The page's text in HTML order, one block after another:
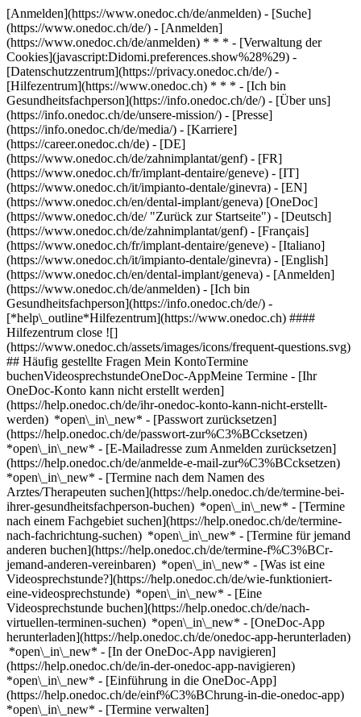
[Anmelden](https://www.onedoc.ch/de/anmelden) - [Suche]
(https://www.onedoc.ch/de/) - [Anmelden]
(https://www.onedoc.ch/de/anmelden) * * * - [Verwaltung der
Cookies](javascript:Didomi.preferences.show%28%29) -
[Datenschutzzentrum](https://privacy.onedoc.ch/de/) -
[Hilfezentrum](https://www.onedoc.ch) * * * - [Ich bin
Gesundheitsfachperson](https://info.onedoc.ch/de/) - [Über uns]
(https://info.onedoc.ch/de/unsere-mission/) - [Presse]
(https://info.onedoc.ch/de/media/) - [Karriere]
(https://career.onedoc.ch/de) - [DE]
(https://www.onedoc.ch/de/zahnimplantat/genf) - [FR]
(https://www.onedoc.ch/fr/implant-dentaire/geneve) - [IT]
(https://www.onedoc.ch/it/impianto-dentale/ginevra) - [EN]
(https://www.onedoc.ch/en/dental-implant/geneva) [OneDoc]
(https://www.onedoc.ch/de/ "Zurück zur Startseite") - [Deutsch]
(https://www.onedoc.ch/de/zahnimplantat/genf) - [Français]
(https://www.onedoc.ch/fr/implant-dentaire/geneve) - [Italiano]
(https://www.onedoc.ch/it/impianto-dentale/ginevra) - [English]
(https://www.onedoc.ch/en/dental-implant/geneva) - [Anmelden]
(https://www.onedoc.ch/de/anmelden) - [Ich bin
Gesundheitsfachperson](https://info.onedoc.ch/de/) -
[*help\_outline*Hilfezentrum](https://www.onedoc.ch) ####
Hilfezentrum close ![]
(https://www.onedoc.ch/assets/images/icons/frequent-questions.svg)
## Häufig gestellte Fragen Mein KontoTermine
buchenVideosprechstundeOneDoc-AppMeine Termine - [Ihr
OneDoc-Konto kann nicht erstellt werden]
(https://help.onedoc.ch/de/ihr-onedoc-konto-kann-nicht-erstellt-
werden) *open\_in\_new* - [Passwort zurücksetzen]
(https://help.onedoc.ch/de/passwort-zur%C3%BCcksetzen)
*open\_in\_new* - [E-Mailadresse zum Anmelden zurücksetzen]
(https://help.onedoc.ch/de/anmelde-e-mail-zur%C3%BCcksetzen)
*open\_in\_new* - [Termine nach dem Namen des
Arztes/Therapeuten suchen](https://help.onedoc.ch/de/termine-bei-
ihrer-gesundheitsfachperson-buchen) *open\_in\_new* - [Termine
nach einem Fachgebiet suchen](https://help.onedoc.ch/de/termine-
nach-fachrichtung-suchen) *open\_in\_new* - [Termine für jemand
anderen buchen](https://help.onedoc.ch/de/termine-f%C3%BCr-
jemand-anderen-vereinbaren) *open\_in\_new* - [Was ist eine
Videosprechstunde?](https://help.onedoc.ch/de/wie-funktioniert-
eine-videosprechstunde) *open\_in\_new* - [Eine
Videosprechstunde buchen](https://help.onedoc.ch/de/nach-
virtuellen-terminen-suchen) *open\_in\_new* - [OneDoc-App
herunterladen](https://help.onedoc.ch/de/onedoc-app-herunterladen)
*open\_in\_new* - [In der OneDoc-App navigieren]
(https://help.onedoc.ch/de/in-der-onedoc-app-navigieren)
*open\_in\_new* - [Einführung in die OneDoc-App]
(https://help.onedoc.ch/de/einf%C3%BChrung-in-die-onedoc-app)
*open\_in\_new* - [Termine verwalten](https://help.onedoc.ch/de/termine-verwalten) *open\_in\_new* - [Termine absagen](https://help.onedoc.ch/de/online-gebuchte-termine-absagen) *open\_in\_new* - [Ich erhalte keine Terminbestätigung](https://help.onedoc.ch/de/ich-erhalte-keine-terminbest%C3%A4tigung) *open\_in\_new* [Alle unsere Artikel anzeigen *open\_in\_new*](https://help.onedoc.ch/de/) close ## Ihre Suche bearbeiten ![Haus mit Pluszeichen, das anzeigt, dass eine Konsultation vor Ort möglich ist](https://www.onedoc.ch/assets/images/icons/on-site.svg) Vor Ort ![Kamera mit Play-Symbol, die anzeigt, dass eine Konsultation per Video aus der Ferne möglich ist](https://www.onedoc.ch/assets/images/icons/remote.svg) Virtuell Suche #### Fachrichtung #### Gesundheitsfachperson #### Einrichtung edit Zahnimplantat in Genf tune Filter Neue Patienten*keyboard\_arrow\_down* - Zugelassen*check\_circle* Gesprochene Sprachen*keyboard\_arrow\_down* - Arabisch*check\_circle* - Deutsch*check\_circle* - Englisch*check\_circle* - Französisch*check\_circle* - Griechisch*check\_circle* - Italienisch*check\_circle* - Katalanisch*check\_circle* - Kroatisch*check\_circle* - Kurdisch*check\_circle* - Niederländisch*check\_circle* - Norwegisch*check\_circle* - Persisch*check\_circle* - Polnisch*check\_circle* - Portugiesisch*check\_circle* - Rumänisch*check\_circle* - Russisch*check\_circle* - Schwedisch*check\_circle* - Serbisch*check\_circle* - Spanisch*check\_circle* - Tamil*check\_circle* - Türkisch*check\_circle* - Ungarisch*check\_circle* Geschlecht*keyboard\_arrow\_down* - Weiblich*check\_circle* - Männlich*check\_circle* Netzwerk*keyboard\_arrow\_down* - Hirslanden*check\_circle* Verfügbarkeit*keyboard\_arrow\_down* - Heute*check\_circle* - In den nächsten 3 Tagen*check\_circle* - In den nächsten 7 Tagen*check\_circle* - In den nächsten 14 Tagen*check\_circle* # __Zahnimplantat__ in __Genf__: Buchen Sie heute Ihren Termin online ## 61 Ergebnisse in Genf [![Clinique dentaire Cornavin, Zahnärztin in Genf](https://assets.onedoc.ch/images/users/1f58692fc2621fb6d26e95850f8005834a933b32b8f02d5d30f0a8af2fcdbab7-small.jpg "Clinique dentaire Cornavin, Zahnärztin in Genf")](https://www.onedoc.ch/de/zahnarztin/genf/p72k/clinique-dentaire-cornavin) ### [Clinique dentaire Cornavin](https://www.onedoc.ch/de/zahnarztin/genf/p72k/clinique-dentaire-cornavin) ![Abzeichen, das ein verifiziertes Profil kennzeichnet](https://www.onedoc.ch/assets/images/icons/checkmark.svg) [Zahnärztin](https://www.onedoc.ch/de/zahnarzt/genf) [Clinique dentaire CORNAVIN](https://www.onedoc.ch/de/zahnarztpraxis/genf/etcv/clinique-dentaire-cornavin) Rue de Cornavin 5 1201 Genf ![Patient mit Pluszeichen, der anzeigt, dass neue Patienten angenommen werden](https://www.onedoc.ch/assets/images/icons/new-patients.svg)Akzeptiert neue Patienten [Termin buchen](https://www.onedoc.ch/de/zahnarztin/genf/p72k/clinique-dentaire-cornavin) Expertisen: Zahnimplantat, [Zahnaufhellung | Bleaching](https://www.onedoc.ch/de/zahnaufhellung-bleaching/genf), [Zahnkrone](https://www.onedoc.ch/de/zahnkrone/genf), [Karies](https://www.onedoc.ch/de/karies/genf), [Zahnsteinentfernung](https://www.onedoc.ch/de/zahnsteinentfernung/genf), [Zahnspange](https://www.onedoc.ch/de/zahnspange/genf), [Knochentransplantation für Zahnimplantate](https://www.onedoc.ch/de/knochentransplantation-fur-zahnimplantate/genf), [Zahnextraktion | Weisheitszähne](https://www.onedoc.ch/de/zahnextraktion-weisheitszahne/genf), [Halitosis | Abklärung Mundgeruch](https://www.onedoc.ch/de/halitosis-abklarung-mundgeruch/genf), [Zahnabszess](https://www.onedoc.ch/de/zahnabszess/genf), [Bruxismus | Zähneknirschen](https://www.onedoc.ch/de/bruxismus-zahneknirschen/genf), [Zahnverblendung Keramik | Veneer](https://www.onedoc.ch/de/zahnverblendung-keramik-veneer/genf), [Craniomandibuläre Dysfunktion (CMD) | Kiefergelenkserkrankungen | Funktionsstörung des Kausystems](https://www.onedoc.ch/de/craniomandibulare-dysfunktion-cmd-kiefergelenkserkrankungen-funktionsstorung-des-kausystems/genf), [Zahnschmuck](https://www.onedoc.ch/de/zahnschmuck/genf), [Zahninfektion | Zahnweh](https://www.onedoc.ch/de/zahninfektion-zahnweh/genf), [Zahnprothese | Zahnstellit](https://www.onedoc.ch/de/zahnprothese-zahnstellit/genf)Mehr anzeigen *chevron\_left* Mo. 03 Aug. *chevron\_right* Mehr Termine anzeigen *error\_outline* Beim Laden der Verfügbarkeiten ist ein Fehler aufgetreten [Erneut versuchen](https://www.onedoc.ch) Expertisen: Zahnimplantat, [Zahnaufhellung | Bleaching](https://www.onedoc.ch/de/zahnaufhellung-bleaching/genf), [Zahnkrone](https://www.onedoc.ch/de/zahnkrone/genf), [Karies](https://www.onedoc.ch/de/karies/genf), [Zahnsteinentfernung](https://www.onedoc.ch/de/zahnsteinentfernung/genf), [Zahnspange](https://www.onedoc.ch/de/zahnspange/genf), [Knochentransplantation für Zahnimplantate](https://www.onedoc.ch/de/knochentransplantation-fur-zahnimplantate/genf), [Zahnextraktion | Weisheitszähne](https://www.onedoc.ch/de/zahnextraktion-weisheitszahne/genf), [Halitosis | Abklärung Mundgeruch](https://www.onedoc.ch/de/halitosis-abklarung-mundgeruch/genf), [Zahnabszess](https://www.onedoc.ch/de/zahnabszess/genf), [Bruxismus | Zähneknirschen](https://www.onedoc.ch/de/bruxismus-zahneknirschen/genf), [Zahnverblendung Keramik | Veneer](https://www.onedoc.ch/de/zahnverblendung-keramik-veneer/genf), [Craniomandibuläre Dysfunktion (CMD) | Kiefergelenkserkrankungen | Funktionsstörung des Kausystems](https://www.onedoc.ch/de/craniomandibulare-dysfunktion-cmd-kiefergelenkserkrankungen-funktionsstorung-des-kausystems/genf), [Zahnschmuck](https://www.onedoc.ch/de/zahnschmuck/genf), [Zahninfektion | Zahnweh](https://www.onedoc.ch/de/zahninfektion-zahnweh/genf), [Zahnprothese | Zahnstellit](https://www.onedoc.ch/de/zahnprothese-zahnstellit/genf)Mehr anzeigen [![Dr. Mustafa Askari, Zahnarzt in Genf](https://assets.onedoc.ch/images/users/f5212092991188541e8974fdeb9b2c5a415c913aaccb90c73aa049213041ebe4-small.png "Dr. Mustafa Askari, Zahnarzt in Genf")](https://www.onedoc.ch/de/zahnarzt/genf/pc15s/dr-mustafa-askari) ### [Dr. Mustafa Askari](https://www.onedoc.ch/de/zahnarzt/genf/pc15s/dr-mustafa-askari) ![Abzeichen, das ein verifiziertes Profil kennzeichnet](https://www.onedoc.ch/assets/images/icons/checkmark.svg) [Zahnarzt](https://www.onedoc.ch/de/zahnarzt/genf) [Clinique Dentaire de Champel](https://www.onedoc.ch/de/zahnarztpraxis/genf/ebene/clinique-dentaire-de-champel) Route de Florissant 1 1206 Genf ![Patient mit Pluszeichen, der anzeigt, dass neue Patienten angenommen werden](https://www.onedoc.ch/assets/images/icons/new-patients.svg)Akzeptiert neue Patienten [Termin buchen](https://www.onedoc.ch/de/zahnarzt/genf/pc15s/dr-mustafa-askari) Expertisen: Zahnimplantat, [Karies](https://www.onedoc.ch/de/karies/genf), [Zahnextraktion | Weisheitszähne](https://www.onedoc.ch/de/zahnextraktion-weisheitszahne/genf), [Zahnprothese | Zahnstellit](https://www.onedoc.ch/de/zahnprothese-zahnstellit/genf), [Knochentransplantation für Zahnimplantate](https://www.onedoc.ch/de/knochentransplantation-fur-zahnimplantate/genf), [Zahnfehlstellung | Unsichtbare transparente Zahnschiene | Invisalign](https://www.onedoc.ch/de/zahnfehlstellung-unsichtbare-transparente-zahnschiene-invisalign/genf), [Brackets](https://www.onedoc.ch/de/brackets/genf), [Pädiatrische Mund- oder Oralchirurgie](https://www.onedoc.ch/de/padiatrische-mund-oder-oralchirurgie/genf), [Pedodontie | Kinderzahnarzt](https://www.onedoc.ch/de/pedodontie-kinderzahnarzt/genf)Mehr anzeigen *chevron\_left* Mo. 03 Aug. *chevron\_right* Mehr Termine anzeigen *error\_outline* Beim Laden der Verfügbarkeiten ist ein Fehler aufgetreten [Erneut versuchen](https://www.onedoc.ch) Expertisen: Zahnimplantat, [Karies](https://www.onedoc.ch/de/karies/genf), [Zahnextraktion | Weisheitszähne](https://www.onedoc.ch/de/zahnextraktion-weisheitszahne/genf), [Zahnprothese | Zahnstellit](https://www.onedoc.ch/de/zahnprothese-zahnstellit/genf), [Knochentransplantation für Zahnimplantate](https://www.onedoc.ch/de/knochentransplantation-fur-zahnimplantate/genf), [Zahnfehlstellung | Unsichtbare transparente Zahnschiene | Invisalign](https://www.onedoc.ch/de/zahnfehlstellung-unsichtbare-transparente-zahnschiene-invisalign/genf), [Brackets](https://www.onedoc.ch/de/brackets/genf), [Pädiatrische Mund- oder Oralchirurgie](https://www.onedoc.ch/de/padiatrische-mund-oder-oralchirurgie/genf), [Pedodontie | Kinderzahnarzt](https://www.onedoc.ch/de/pedodontie-kinderzahnarzt/genf)Mehr anzeigen [![Dr. Thilani Balachandran, Zahnärztin in Genf](https://assets.onedoc.ch/images/users/59481aaeb81a2059d85a02cf1fbb109ec08b0b31188dae897a914f4cd91c70e3-small.png "Dr. Thilani Balachandran, Zahnärztin in Genf")](https://www.onedoc.ch/de/zahnarztin/genf/pcois/dr-thilani-balachandran) ### [Dr. Thilani Balachandran](https://www.onedoc.ch/de/zahnarztin/genf/pcois/dr-thilani-balachandran) ![Abzeichen, das ein verifiziertes Profil kennzeichnet](https://www.onedoc.ch/assets/images/icons/checkmark.svg) [Zahnärztin](https://www.onedoc.ch/de/zahnarzt/genf) [Adent - Genève Charmilles](https://www.onedoc.ch/de/zahnarztpraxis/genf/e8y9/adent-geneve-charmilles) Rue de Lyon 87 1203 Genf ![Patient mit Pluszeichen, der anzeigt, dass neue Patienten angenommen werden](https://www.onedoc.ch/assets/images/icons/new-patients.svg)Akzeptiert neue Patienten [Termin buchen](https://www.onedoc.ch/de/zahnarztin/genf/pcois/dr-thilani-balachandran) Expertisen: Zahnimplantat, [Zahnextraktion | Weisheitszähne](https://www.onedoc.ch/de/zahnextraktion-weisheitszahne/genf), [Karies](https://www.onedoc.ch/de/karies/genf), [Zahnkrone](https://www.onedoc.ch/de/zahnkrone/genf), [Zahninfektion | Zahnweh](https://www.onedoc.ch/de/zahninfektion-zahnweh/genf), [Pedodontie | Kinderzahnarzt](https://www.onedoc.ch/de/pedodontie-kinderzahnarzt/genf), [Parodontologie | Zahnlockerung | Zahnfleischpflege](https://www.onedoc.ch/de/parodontologie-zah